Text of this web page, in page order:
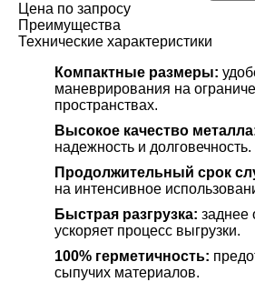
Цена по запросу
Преимущества
Технические характеристики
Компактные размеры:
маневрирования на
пространствах.
Высокое качество
надежность и долговечность.
Продолжительный срок
на интенсивное
Быстрая разгрузка: заднее
ускоряет процесс выгрузки.
100% герметичность:
сыпучих материалов.